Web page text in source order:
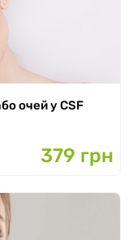
очей у CSF
379 грн